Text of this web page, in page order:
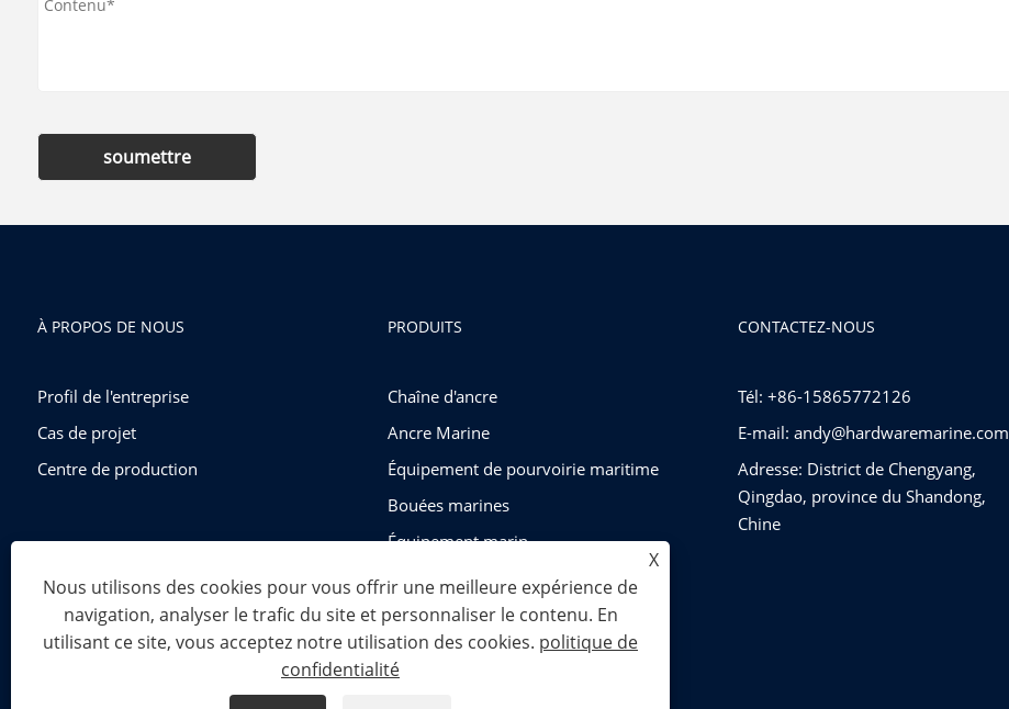
soumettre
À PROPOS DE NOUS
Profil de l'entreprise
Cas de projet
Centre de production
PRODUITS
Chaîne d'ancre
Ancre Marine
Équipement de pourvoirie maritime
Bouées marines
Équipement marin
Matériel de gréement
CONTACTEZ-NOUS
Tél: +86-15865772126
E-mail: andy@hardwaremarine.com
Adresse: District de Chengyang,
Qingdao, province du Shandong,
Chine
Copyright © 2024 Shandong Power Industry and Trade Co., Ltd. Tous droits réservés.
X
Nous utilisons des cookies pour vous offrir une meilleure expérience de
navigation, analyser le trafic du site et personnaliser le contenu. En
utilisant ce site, vous acceptez notre utilisation des cookies. politique de
confidentialité